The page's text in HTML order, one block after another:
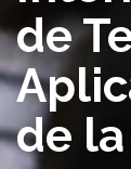
de
de